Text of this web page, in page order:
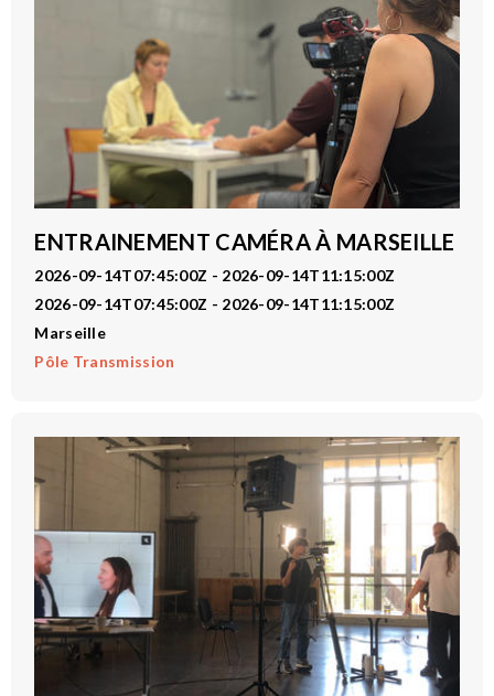
ENTRAINEMENT CAMÉRA À MARSEILLE
2026-09-14T07:45:00Z - 2026-09-14T11:15:00Z
2026-09-14T07:45:00Z - 2026-09-14T11:15:00Z
Marseille
Pôle Transmission